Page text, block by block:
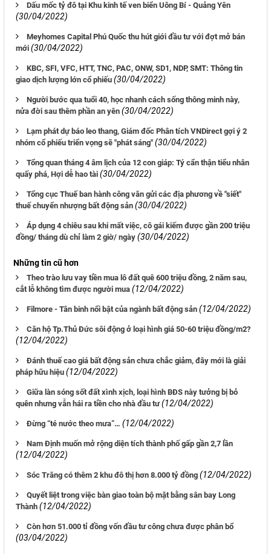
Dấu mốc tỷ đô tại Khu kinh tế ven biển Uông Bí - Quảng Yên
(30/04/2022)
Meyhomes Capital Phú Quốc thu hút giới đầu tư với đợt mở bán
mới (30/04/2022)
KBC, SFI, VFC, HTT, TNC, PAC, ONW, SD1, NDP, SMT: Thông tin
giao dịch lượng lớn cổ phiếu (30/04/2022)
Người bước qua tuổi 40, học nhanh cách sống thông minh này,
nửa đời sau thêm phần an yên (30/04/2022)
Lạm phát dự báo leo thang, Giám đốc Phân tích VNDirect gợi ý 2
nhóm cổ phiếu triển vọng sẽ "phát sáng" (30/04/2022)
Tổng quan tháng 4 âm lịch của 12 con giáp: Tý cẩn thận tiểu nhân
quấy phá, Hợi dễ hao tài (30/04/2022)
Tổng cục Thuế ban hành công văn gửi các địa phương về "siết"
thuế chuyển nhượng bất động sản (30/04/2022)
Áp dụng 4 chiêu sau khi mất việc, cô gái kiếm được gần 200 triệu
đồng/ tháng dù chỉ làm 2 giờ/ ngày (30/04/2022)
Những tin cũ hơn
Theo trào lưu vay tiền mua lô đất quê 600 triệu đồng, 2 năm sau,
cắt lỗ không tìm được người mua (12/04/2022)
Filmore - Tân binh nổi bật của ngành bất động sản (12/04/2022)
Căn hộ Tp.Thủ Đức sôi động ở loại hình giá 50-60 triệu đồng/m2?
(12/04/2022)
Đánh thuế cao giá bất động sản chưa chắc giảm, đây mới là giải
pháp hữu hiệu (12/04/2022)
Giữa làn sóng sốt đất xình xịch, loại hình BĐS này tưởng bị bỏ
quên nhưng vẫn hái ra tiền cho nhà đầu tư (12/04/2022)
Đừng “té nước theo mưa”… (12/04/2022)
Nam Định muốn mở rộng diện tích thành phố gấp gần 2,7 lần
(12/04/2022)
Sóc Trăng có thêm 2 khu đô thị hơn 8.000 tỷ đồng (12/04/2022)
Quyết liệt trong việc bàn giao toàn bộ mặt bằng sân bay Long
Thành (12/04/2022)
Còn hơn 51.000 tỉ đồng vốn đầu tư công chưa được phân bổ
(03/04/2022)